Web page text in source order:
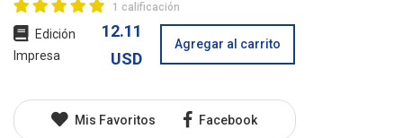
1 calificación
Edición
Impresa
12.11
USD
Agregar al carrito
Mis Favoritos Facebook